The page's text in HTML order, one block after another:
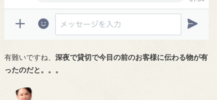
有難いですね、 深夜で貸切で今目の前のお客様に伝わる物が有
ったのだと。。。